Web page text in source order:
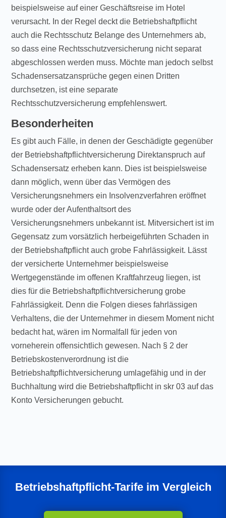
beispielsweise auf einer Geschäftsreise im Hotel
verursacht. In der Regel deckt die Betriebshaftpflicht
auch die Rechtsschutz Belange des Unternehmers ab,
so dass eine Rechtsschutzversicherung nicht separat
abgeschlossen werden muss. Möchte man jedoch selbst
Schadensersatzansprüche gegen einen Dritten
durchsetzen, ist eine separate
Rechtsschutzversicherung empfehlenswert.
Besonderheiten
Es gibt auch Fälle, in denen der Geschädigte gegenüber
der Betriebshaftpflichtversicherung Direktanspruch auf
Schadensersatz erheben kann. Dies ist beispielsweise
dann möglich, wenn über das Vermögen des
Versicherungsnehmers ein Insolvenzverfahren eröffnet
wurde oder der Aufenthaltsort des
Versicherungsnehmers unbekannt ist. Mitversichert ist im
Gegensatz zum vorsätzlich herbeigeführten Schaden in
der Betriebshaftpflicht auch grobe Fahrlässigkeit. Lässt
der versicherte Unternehmer beispielsweise
Wertgegenstände im offenen Kraftfahrzeug liegen, ist
dies für die Betriebshaftpflichtversicherung grobe
Fahrlässigkeit. Denn die Folgen dieses fahrlässigen
Verhaltens, die der Unternehmer in diesem Moment nicht
bedacht hat, wären im Normalfall für jeden von
vorneherein offensichtlich gewesen. Nach § 2 der
Betriebskostenverordnung ist die
Betriebshaftpflichtversicherung umlagefähig und in der
Buchhaltung wird die Betriebshaftpflicht in skr 03 auf das
Konto Versicherungen gebucht.
Betriebshaftpflicht-Tarife im Vergleich